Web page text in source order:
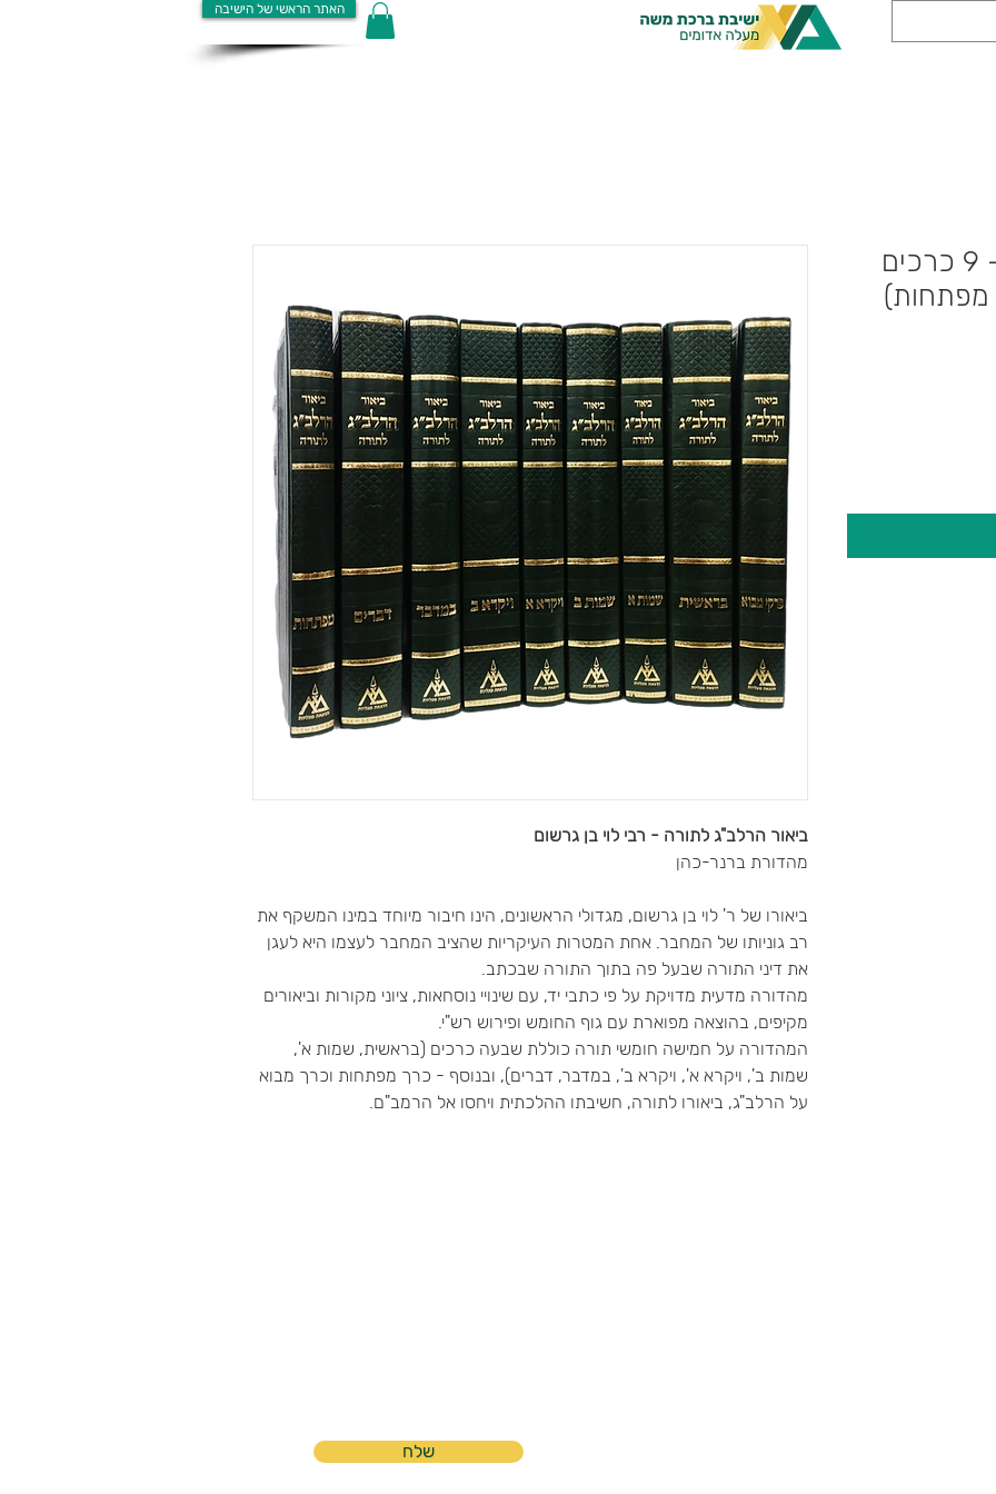
האתר הראשי של הישיבה
ביאור הרלב"ג לתורה - רבי לוי בן גרשום
מהדורת ברנר-כהן
ביאורו של ר' לוי בן גרשום, מגדולי הראשונים, הינו חיבור מיוחד במינו המשקף את
רב גוניותו של המחבר. אחת המטרות העיקריות שהציב המחבר לעצמו היא לעגן
את דיני התורה שבעל פה בתוך התורה שבכתב.
מהדורה מדעית מדויקת על פי כתבי יד, עם שינויי נוסחאות, ציוני מקורות וביאורים
מקיפים, בהוצאה מפוארת עם גוף החומש ופירוש רש"י.
המהדורה על חמישה חומשי תורה כוללת שבעה כרכים (בראשית, שמות א',
שמות ב', ויקרא א', ויקרא ב', במדבר, דברים), ובנוסף - כרך מפתחות וכרך מבוא
על הרלב"ג, ביאורו לתורה, חשיבתו ההלכתית ויחסו אל הרמב"ם.
ביאור הרלב"ג לתורה - 9 כרכים
מפתחות)
שלח